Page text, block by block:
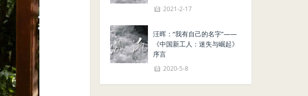
2021-2-17
汪晖：“我有自己的名字”——
《中国新工人：迷失与崛起》
序言
2020-5-8